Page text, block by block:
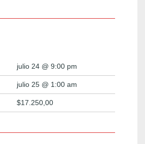
julio 24 @ 9:00 pm
julio 25 @ 1:00 am
$17.250,00